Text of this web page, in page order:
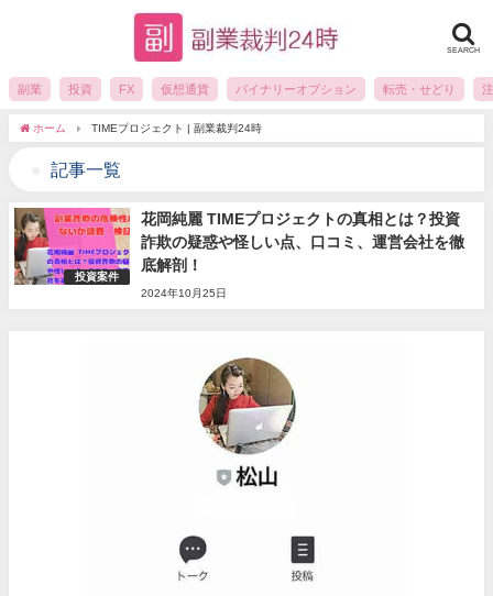
SEARCH
副業 投資 FX 仮想通貨 バイナリーオプション 転売・せどり
ホーム TIMEプロジェクト | 副業裁判24時
記事一覧
投資案件
花岡純麗 TIMEプロジェクトの真相とは？投資
詐欺の疑惑や怪しい点、口コミ、運営会社を徹
底解剖！
2024年10月25日